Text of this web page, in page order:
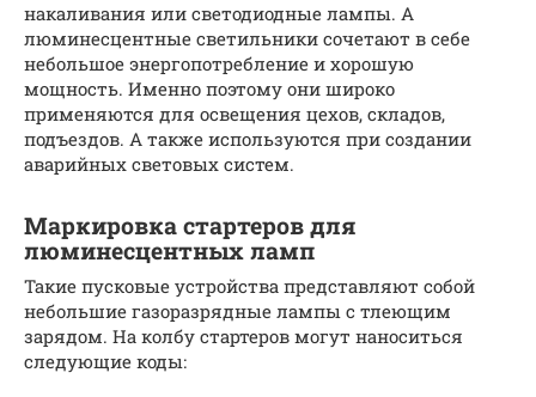
накаливания или светодиодные лампы. А
люминесцентные светильники сочетают в себе
небольшое энергопотребление и хорошую
мощность. Именно поэтому они широко
применяются для освещения цехов, складов,
подъездов. А также используются при создании
аварийных световых систем.
Маркировка стартеров для
люминесцентных ламп
Такие пусковые устройства представляют собой
небольшие газоразрядные лампы с тлеющим
зарядом. На колбу стартеров могут наноситься
следующие коды: